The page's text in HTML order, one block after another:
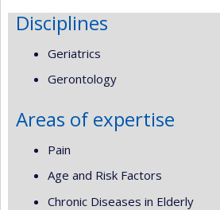
Disciplines
Geriatrics
Gerontology
Areas of expertise
Pain
Age and Risk Factors
Chronic Diseases in Elderly